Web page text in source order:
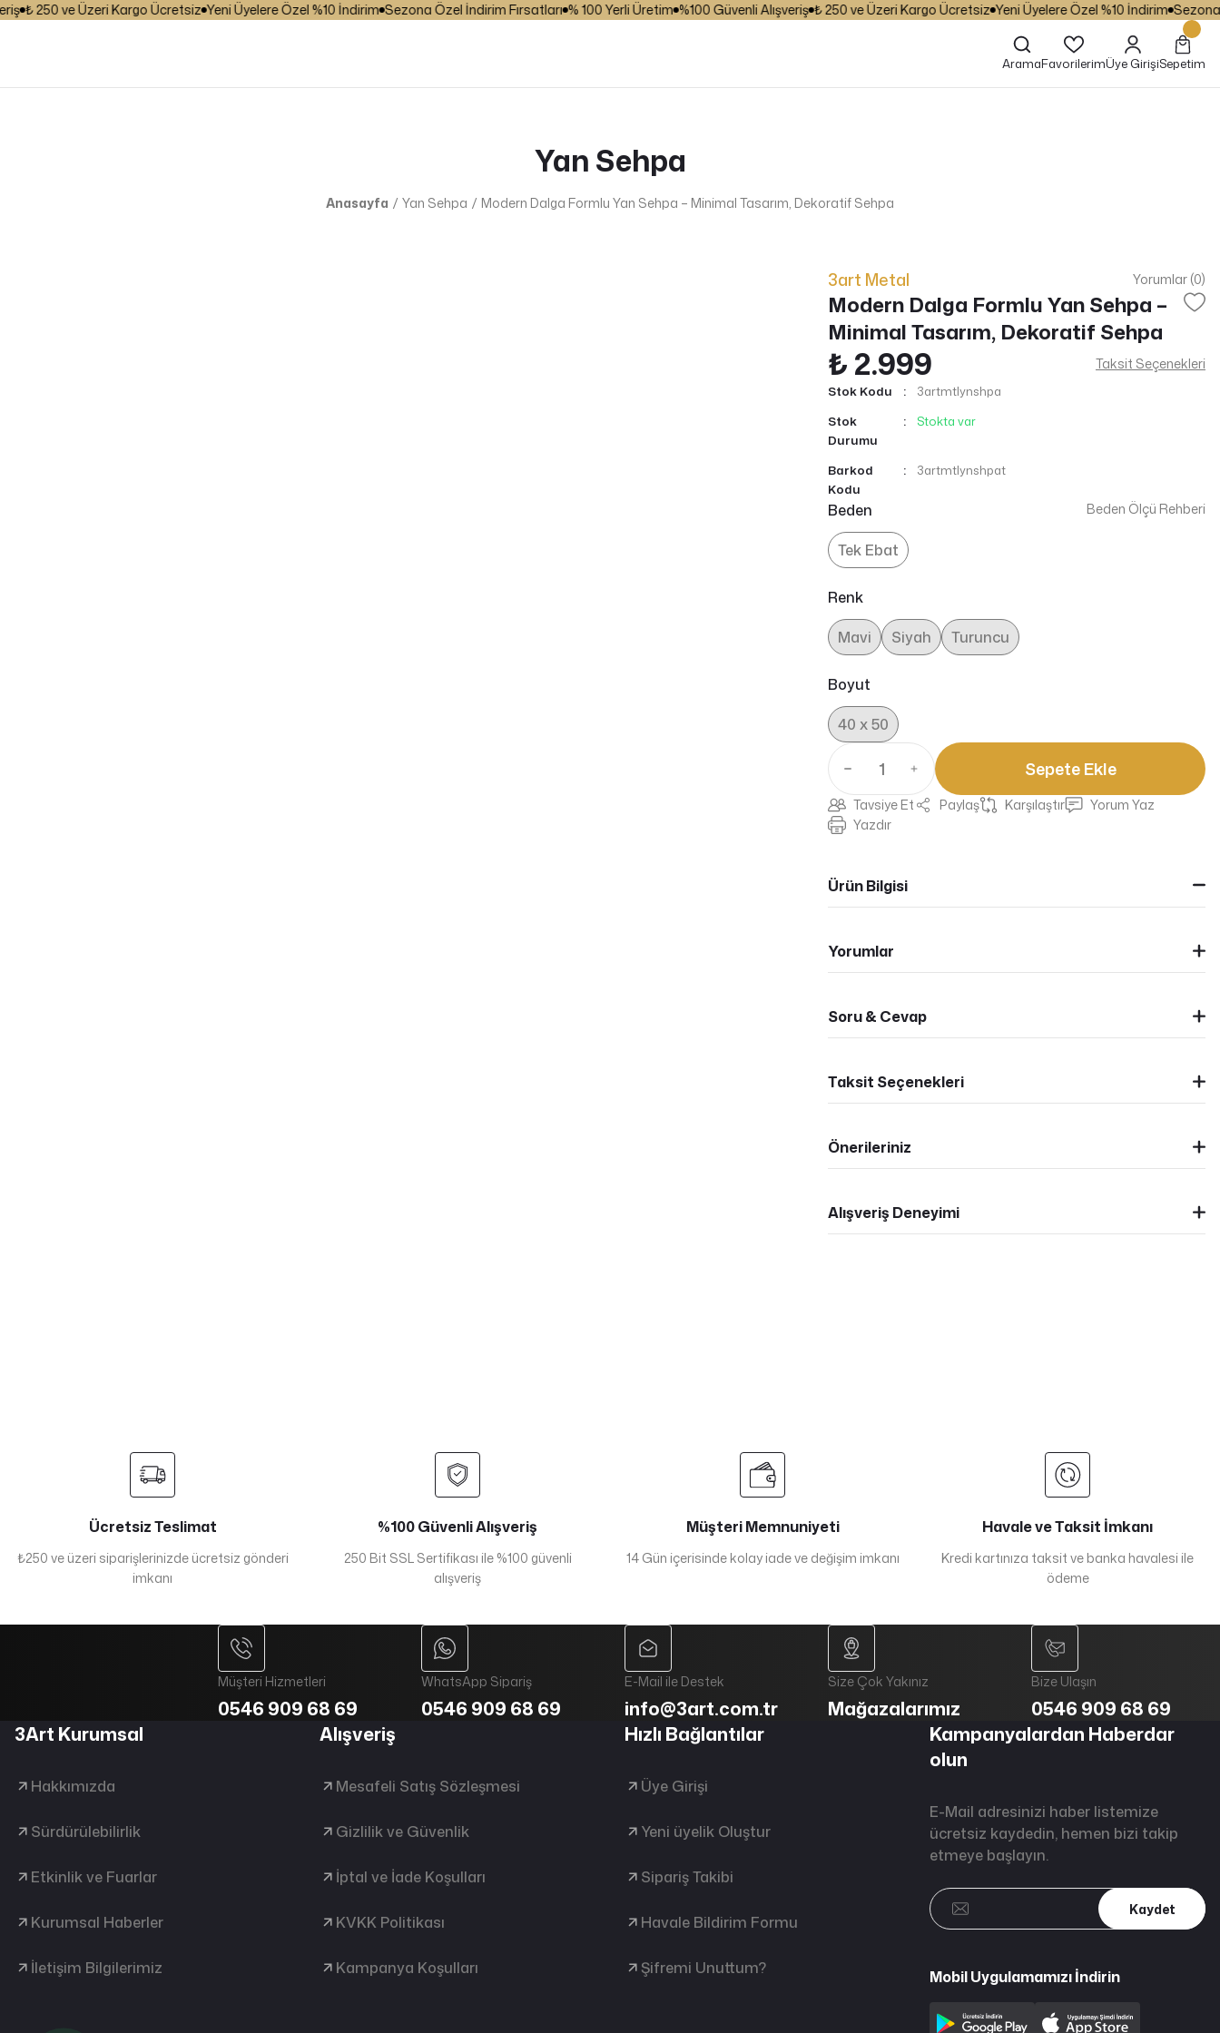
₺ 250 ve Üzeri Kargo Ücretsiz Yeni Üyelere Özel %10 İndirim Sezona Özel İndirim Fırsatları % 100 Yerli Üretim %100 Güvenli Alışveriş ₺ 250 ve Üzeri Kargo Ücretsiz Yeni Üyelere Özel %10 İndirim Sezona
AramaFavorilerimÜye GirişiSepetim
Yan Sehpa
Anasayfa Yan Sehpa Modern Dalga Formlu Yan Sehpa – Minimal Tasarım, Dekoratif Sehpa
3art Metal Yorumlar (0)
Modern Dalga Formlu Yan Sehpa –
Minimal Tasarım, Dekoratif Sehpa
₺ 2.999 Taksit Seçenekleri
Stok Kodu
3artmtlynshpa
Stok
Durumu
Stokta var
Barkod
Kodu
3artmtlynshpat
Beden
Tek Ebat
Renk
Mavi
Siyah Turuncu
Boyut
40 x 50
Beden Ölçü Rehberi
Sepete Ekle
Tavsiye Et Paylaş Karşılaştır
Yorum Yaz
Yazdır
Ürün Bilgisi
Yorumlar
Soru & Cevap
Taksit Seçenekleri
Önerileriniz
Alışveriş Deneyimi
Ücretsiz Teslimat
₺250 ve üzeri siparişlerinizde ücretsiz gönderi
imkanı
%100 Güvenli Alışveriş
250 Bit SSL Sertifikası ile %100 güvenli
alışveriş
Müşteri Memnuniyeti
14 Gün içerisinde kolay iade ve değişim imkanı
Havale ve Taksit İmkanı
Kredi kartınıza taksit ve banka havalesi ile
ödeme
Müşteri Hizmetleri
0546 909 68 69
WhatsApp Sipariş
0546 909 68 69
E-Mail ile Destek
info@3art.com.tr
Size Çok Yakınız
Mağazalarımız
Bize Ulaşın
0546 909 68 69
3Art Kurumsal
Hakkımızda
Sürdürülebilirlik
Etkinlik ve Fuarlar
Kurumsal Haberler
İletişim Bilgilerimiz
Alışveriş
Mesafeli Satış Sözleşmesi
Gizlilik ve Güvenlik
İptal ve İade Koşulları
KVKK Politikası
Kampanya Koşulları
Hızlı Bağlantılar
Üye Girişi
Yeni üyelik Oluştur
Sipariş Takibi
Havale Bildirim Formu
Şifremi Unuttum?
Kampanyalardan Haberdar
olun
E-Mail adresinizi haber listemize
ücretsiz kaydedin, hemen bizi takip
etmeye başlayın.
Kaydet
Mobil Uygulamamızı İndirin